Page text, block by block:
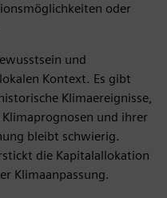
oder
und
Kontext. Es gibt
Klimaereignisse,
und ihrer
bleibt schwierig.
die Kapitalallokation
Klimaanpassung.